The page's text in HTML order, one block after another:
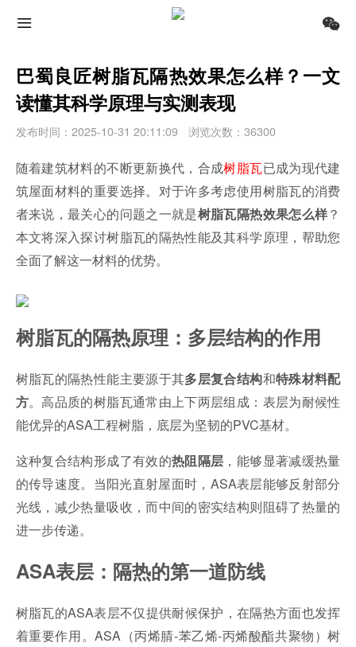
巴蜀良匠树脂瓦隔热效果怎么样？一文
读懂其科学原理与实测表现
发布时间：2025-10-31 20:11:09 浏览次数：36300
随着建筑材料的不断更新换代，合成树脂瓦已成为现代建
筑屋面材料的重要选择。对于许多考虑使用树脂瓦的消费
者来说，最关心的问题之一就是树脂瓦隔热效果怎么样？
本文将深入探讨树脂瓦的隔热性能及其科学原理，帮助您
全面了解这一材料的优势。
树脂瓦的隔热原理：多层结构的作用
树脂瓦的隔热性能主要源于其多层复合结构和特殊材料配
方。高品质的树脂瓦通常由上下两层组成：表层为耐候性
能优异的ASA工程树脂，底层为坚韧的PVC基材。
这种复合结构形成了有效的热阻隔层 ，能够显著减缓热量
的传导速度。当阳光直射屋面时，ASA表层能够反射部分
光线，减少热量吸收，而中间的密实结构则阻碍了热量的
进一步传递。
ASA表层：隔热的第一道防线
树脂瓦的ASA表层不仅提供耐候保护，在隔热方面也发挥
着重要作用。ASA（丙烯腈-苯乙烯-丙烯酸酯共聚物）树